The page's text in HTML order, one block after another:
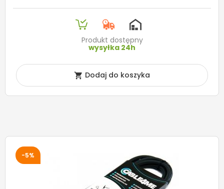
Produkt dostępny
wysyłka 24h
 Dodaj do koszyka
-5%